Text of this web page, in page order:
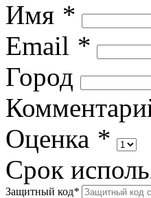
Имя *
Email *
Город
Оценка *
Срок
Защитный код*